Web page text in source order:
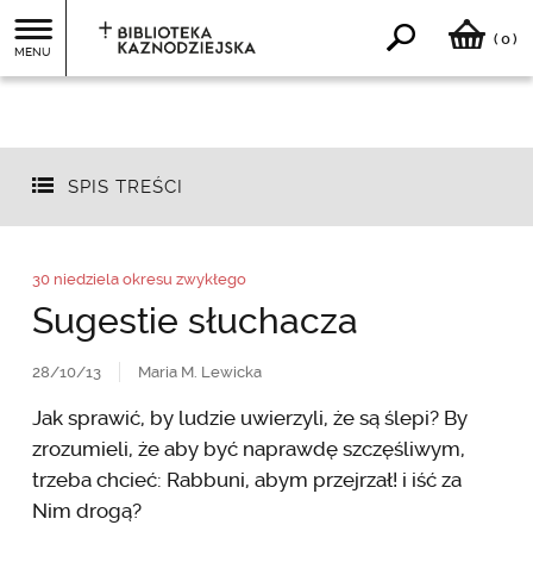
MENU
( 0)
SPIS TREŚCI
30 niedziela okresu zwykłego
Sugestie słuchacza
28/10/13 Maria M. Lewicka
Jak sprawić, by ludzie uwierzyli, że są ślepi? By
zrozumieli, że aby być naprawdę szczęśliwym,
trzeba chcieć: Rabbuni, abym przejrzał! i iść za
Nim drogą?